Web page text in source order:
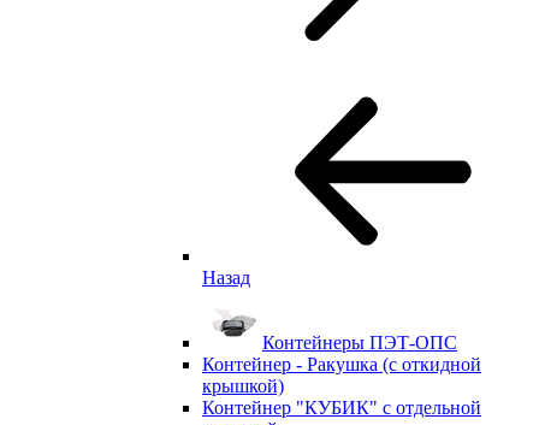
Назад
Контейнеры ПЭТ-ОПС
Контейнер - Ракушка (с откидной
крышкой)
Контейнер "КУБИК" с отдельной